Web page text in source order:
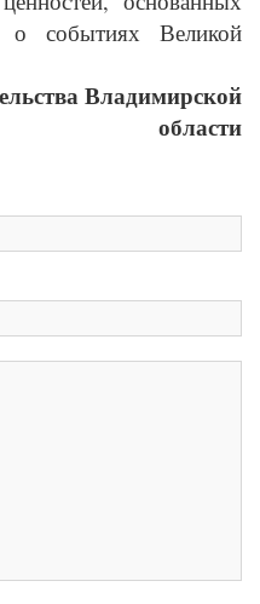
о событиях Великой
Владимирской
области